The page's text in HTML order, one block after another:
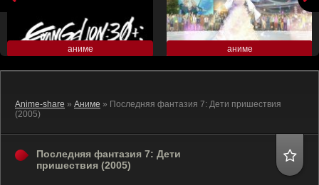
аниме аниме
Anime-share » Аниме » Последняя фантазия 7: Дети пришествия
(2005)
Последняя фантазия 7: Дети
пришествия (2005)